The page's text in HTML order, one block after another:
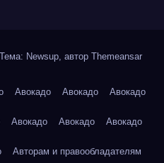
Тема: Newsup, автор Themeansar
Авокадо Авокадо Авокадо
Авокадо Авокадо Авокадо
Авторам и правообладателям